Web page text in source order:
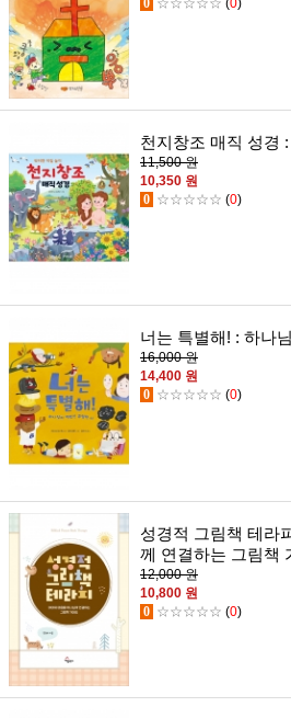
천지창조 매직 성경
11,500 원
10,350 원
0 ☆☆☆☆☆ (0)
너는 특별해! : 하나
16,000 원
14,400 원
0 ☆☆☆☆☆ (0)
성경적 그림책 테라
께 연결하는 그림책
12,000 원
10,800 원
0 ☆☆☆☆☆ (0)